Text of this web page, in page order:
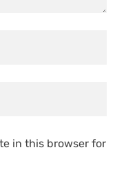
in this browser for